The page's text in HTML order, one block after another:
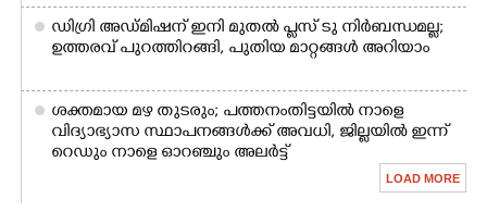
ഡിഗ്രി അഡ്മിഷന് ഇനി മുതൽ പ്ലസ് ടു നിർബന്ധമല്ല;
ഉത്തരവ് പുറത്തിറങ്ങി, പുതിയ മാറ്റങ്ങൾ അറിയാം
ശക്തമായ മഴ തുടരും; പത്തനംതിട്ടയിൽ നാളെ
വിദ്യാഭ്യാസ സ്ഥാപനങ്ങൾക്ക് അവധി,​ ജില്ലയിൽ ഇന്ന്
റെ‌ഡും നാളെ ഓറഞ്ചും അലർട്ട്
LOAD MORE